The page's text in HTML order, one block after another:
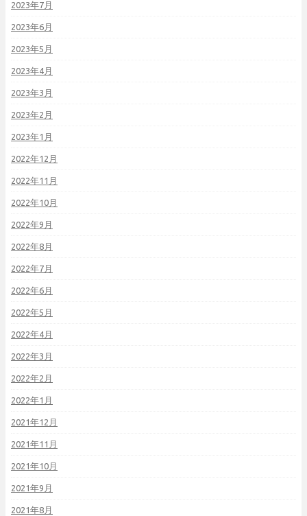
2023年7月
2023年6月
2023年5月
2023年4月
2023年3月
2023年2月
2023年1月
2022年12月
2022年11月
2022年10月
2022年9月
2022年8月
2022年7月
2022年6月
2022年5月
2022年4月
2022年3月
2022年2月
2022年1月
2021年12月
2021年11月
2021年10月
2021年9月
2021年8月